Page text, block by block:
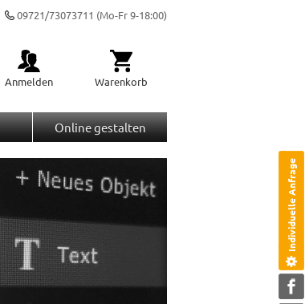
09721/73073711 (Mo-Fr 9-18:00)
Anmelden Warenkorb
Online gestalten
Individuelle Anfrage